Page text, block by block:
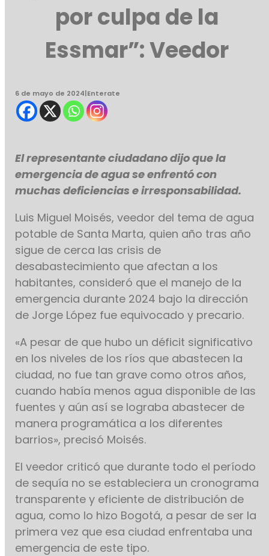
por culpa de la
Essmar”: Veedor
6 de mayo de 2024|Enterate
El representante ciudadano dijo que la
emergencia de agua se enfrentó con
muchas deficiencias e irresponsabilidad.
Luis Miguel Moisés, veedor del tema de agua
potable de Santa Marta, quien año tras año
sigue de cerca las crisis de
desabastecimiento que afectan a los
habitantes, consideró que el manejo de la
emergencia durante 2024 bajo la dirección
de Jorge López fue equivocado y precario.
«A pesar de que hubo un déficit significativo
en los niveles de los ríos que abastecen la
ciudad, no fue tan grave como otros años,
cuando había menos agua disponible de las
fuentes y aún así se lograba abastecer de
manera programática a los diferentes
barrios», precisó Moisés.
El veedor criticó que durante todo el período
de sequía no se estableciera un cronograma
transparente y eficiente de distribución de
agua, como lo hizo Bogotá, a pesar de ser la
primera vez que esa ciudad enfrentaba una
emergencia de este tipo.